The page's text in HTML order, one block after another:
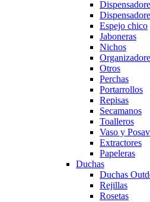
Espejo chico
Jaboneras
Nichos
Otros
Perchas
Portarrollos
Repisas
Secamanos
Toalleros
Vaso y
Extractores
Papeleras
Duchas
Duchas
Rejillas
Rosetas